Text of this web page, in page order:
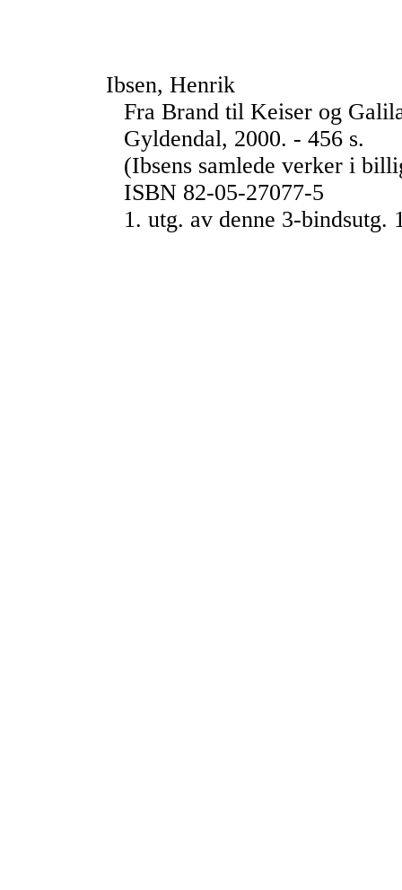
Ibsen, Henrik
Fra Brand til Keiser og
Gyldendal, 2000. - 456 s.
(Ibsens samlede verker i
ISBN 82-05-27077-5
1. utg. av denne 3-bindsutg.